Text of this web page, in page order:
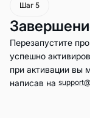
Шаг 5
Перезапустите
успешно
при активации вы
написав на